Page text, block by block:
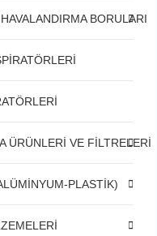
BORULARI
ÜRÜNLERİ VE FİLTRELERİ
PLASTİK)